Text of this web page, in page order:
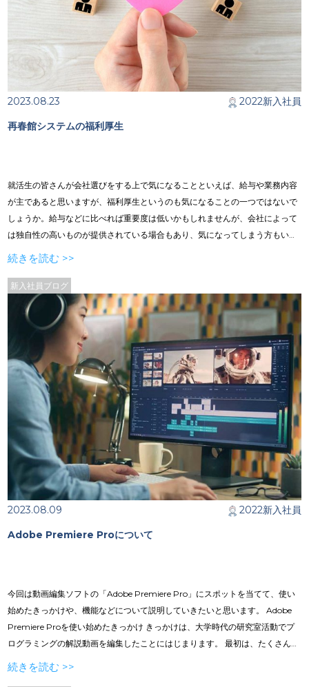
2023.08.23
2022新入社員
再春館システムの福利厚生
就活生の皆さんが会社選びをする上で気になることといえば、給与や業務内容
が主であると思いますが、福利厚生というのも気になることの一つではないで
しょうか。給与などに比べれば重要度は低いかもしれませんが、会社によって
は独自性の高いものが提供されている場合もあり、気になってしまう方もいる
と思います。そこで、再春館システムの福利厚生についていくつか紹介してい
利厚生 ／まとめ
続きを読む >>
新入社員ブログ
2023.08.09
2022新入社員
Adobe Premiere Proについて
今回は動画編集ソフトの「Adobe Premiere Pro」にスポットを当てて、使い
始めたきっかけや、機能などについて説明していきたいと思います。 Adobe
Premiere Proを使い始めたきっかけ きっかけは、大学時代の研究室活動でプ
ログラミングの解説動画を編集したことにはじまります。 最初は、たくさんの
機能があり使いこなすのが大変そうと思っていましたが、使ってみると意外と
続きを読む >>